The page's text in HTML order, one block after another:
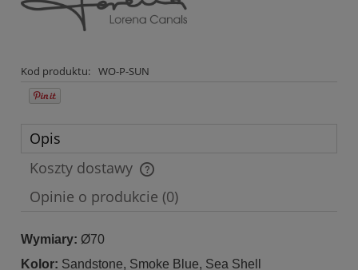
Kod produktu: WO-P-SUN
Opis
Koszty dostawy
Cena nie zawiera ewentualnych kosztów płatności
Opinie o produkcie (0)
Wymiary: Ø70
Kolor: Sandstone, Smoke Blue, Sea Shell